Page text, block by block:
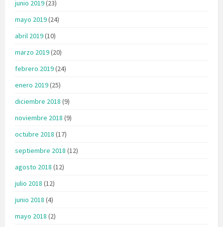
junio 2019(23)
mayo 2019(24)
abril 2019(10)
marzo 2019(20)
febrero 2019(24)
enero 2019(25)
diciembre 2018 (9)
noviembre 2018 (9)
octubre 2018 (17)
septiembre 2018 (12)
agosto 2018 (12)
julio 2018 (12)
junio 2018 (4)
mayo 2018 (2)